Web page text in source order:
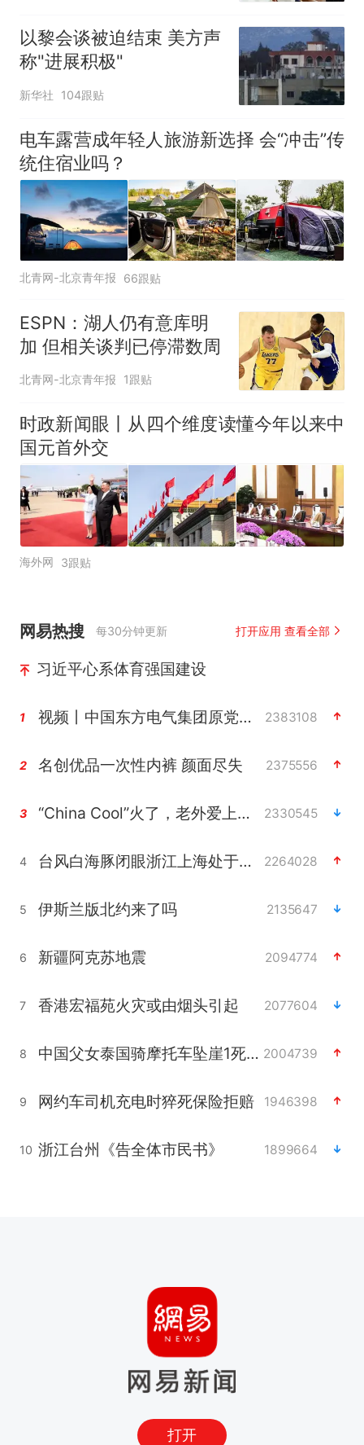
以黎会谈被迫结束 美方声
称"进展积极"
新华社 104跟贴
电车露营成年轻人旅游新选择 会“冲击”传
统住宿业吗？
北青网-北京青年报 66跟贴
ESPN：湖人仍有意库明
加 但相关谈判已停滞数周
北青网-北京青年报 1跟贴
时政新闻眼丨从四个维度读懂今年以来中
国元首外交
海外网 3跟贴
网易热搜 每30分钟更新 打开应用 查看全部
习近平心系体育强国建设
1 视频丨中国东方电气集团原党组副书记、董事宋致远被查 2383108
2 名创优品一次性内裤 颜面尽失 2375556
3 “China Cool”火了，老外爱上中国避暑游 2330545
4 台风白海豚闭眼浙江上海处于危险半圆 2264028
5 伊斯兰版北约来了吗 2135647
6 新疆阿克苏地震 2094774
7 香港宏福苑火灾或由烟头引起 2077604
8 中国父女泰国骑摩托车坠崖1死1伤 2004739
9 网约车司机充电时猝死保险拒赔 1946398
10 浙江台州《告全体市民书》 1899664
打开